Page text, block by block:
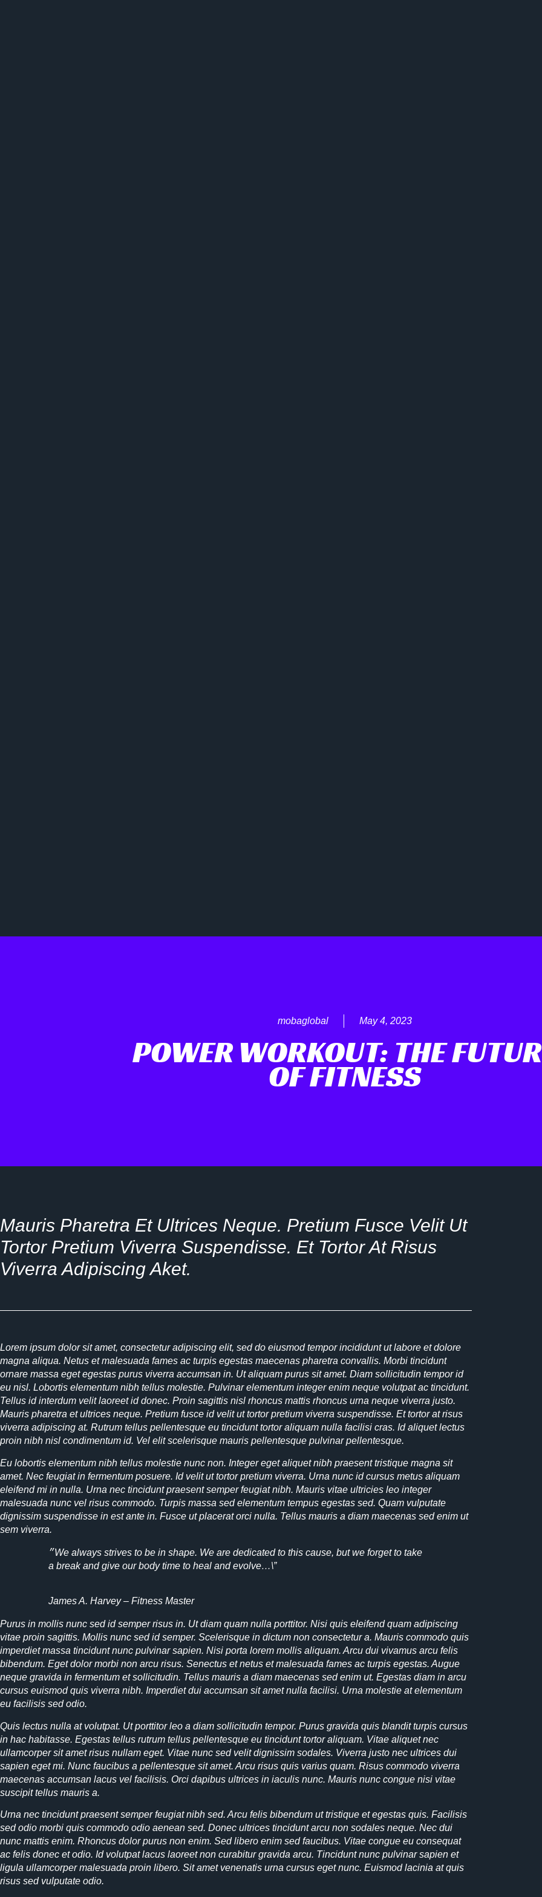
mobaglobal May 4, 2023
POWER WORKOUT: THE
OF FITNESS
Mauris Pharetra Et Ultrices Neque. Pretium Fusce Velit Ut
Tortor Pretium Viverra Suspendisse. Et Tortor At Risus
Viverra Adipiscing Aket.
Lorem ipsum dolor sit amet, consectetur adipiscing elit, sed do eiusmod tempor incididunt ut labore et dolore
magna aliqua. Netus et malesuada fames ac turpis egestas maecenas pharetra convallis. Morbi tincidunt
ornare massa eget egestas purus viverra accumsan in. Ut aliquam purus sit amet. Diam sollicitudin tempor id
eu nisl. Lobortis elementum nibh tellus molestie. Pulvinar elementum integer enim neque volutpat ac tincidunt.
Tellus id interdum velit laoreet id donec. Proin sagittis nisl rhoncus mattis rhoncus urna neque viverra justo.
Mauris pharetra et ultrices neque. Pretium fusce id velit ut tortor pretium viverra suspendisse. Et tortor at risus
viverra adipiscing at. Rutrum tellus pellentesque eu tincidunt tortor aliquam nulla facilisi cras. Id aliquet lectus
proin nibh nisl condimentum id. Vel elit scelerisque mauris pellentesque pulvinar pellentesque.
Eu lobortis elementum nibh tellus molestie nunc non. Integer eget aliquet nibh praesent tristique magna sit
amet. Nec feugiat in fermentum posuere. Id velit ut tortor pretium viverra. Urna nunc id cursus metus aliquam
eleifend mi in nulla. Urna nec tincidunt praesent semper feugiat nibh. Mauris vitae ultricies leo integer
malesuada nunc vel risus commodo. Turpis massa sed elementum tempus egestas sed. Quam vulputate
dignissim suspendisse in est ante in. Fusce ut placerat orci nulla. Tellus mauris a diam maecenas sed enim ut
sem viverra.
״We always strives to be in shape. We are dedicated to this cause, but we forget to take
a break and give our body time to heal and evolve…\”
James A. Harvey – Fitness Master
Purus in mollis nunc sed id semper risus in. Ut diam quam nulla porttitor. Nisi quis eleifend quam adipiscing
vitae proin sagittis. Mollis nunc sed id semper. Scelerisque in dictum non consectetur a. Mauris commodo quis
imperdiet massa tincidunt nunc pulvinar sapien. Nisi porta lorem mollis aliquam. Arcu dui vivamus arcu felis
bibendum. Eget dolor morbi non arcu risus. Senectus et netus et malesuada fames ac turpis egestas. Augue
neque gravida in fermentum et sollicitudin. Tellus mauris a diam maecenas sed enim ut. Egestas diam in arcu
cursus euismod quis viverra nibh. Imperdiet dui accumsan sit amet nulla facilisi. Urna molestie at elementum
eu facilisis sed odio.
Quis lectus nulla at volutpat. Ut porttitor leo a diam sollicitudin tempor. Purus gravida quis blandit turpis cursus
in hac habitasse. Egestas tellus rutrum tellus pellentesque eu tincidunt tortor aliquam. Vitae aliquet nec
ullamcorper sit amet risus nullam eget. Vitae nunc sed velit dignissim sodales. Viverra justo nec ultrices dui
sapien eget mi. Nunc faucibus a pellentesque sit amet. Arcu risus quis varius quam. Risus commodo viverra
maecenas accumsan lacus vel facilisis. Orci dapibus ultrices in iaculis nunc. Mauris nunc congue nisi vitae
suscipit tellus mauris a.
Urna nec tincidunt praesent semper feugiat nibh sed. Arcu felis bibendum ut tristique et egestas quis. Facilisis
sed odio morbi quis commodo odio aenean sed. Donec ultrices tincidunt arcu non sodales neque. Nec dui
nunc mattis enim. Rhoncus dolor purus non enim. Sed libero enim sed faucibus. Vitae congue eu consequat
ac felis donec et odio. Id volutpat lacus laoreet non curabitur gravida arcu. Tincidunt nunc pulvinar sapien et
ligula ullamcorper malesuada proin libero. Sit amet venenatis urna cursus eget nunc. Euismod lacinia at quis
risus sed vulputate odio.